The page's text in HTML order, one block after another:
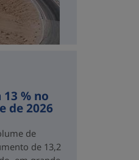
% no
de 2026
de
de 13,2